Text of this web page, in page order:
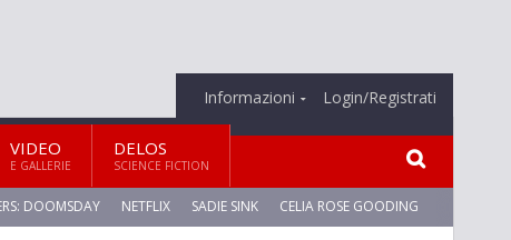
Informazioni Login/Registrati
VIDEO
E GALLERIE
DELOS
SCIENCE FICTION
DOOMSDAY NETFLIX SADIE SINK CELIA ROSE GOODING